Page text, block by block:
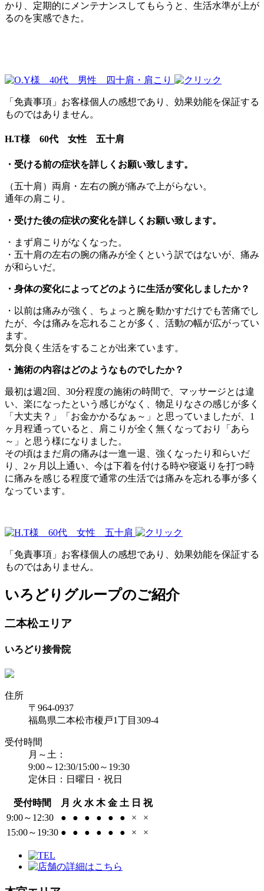
かり、定期的にメンテナンスしてもらうと、生活水準が上が
るのを実感できた。
「免責事項」お客様個人の感想であり、効果効能を保証する
ものではありません。
H.T様 60代 女性 五十肩
・受ける前の症状を詳しくお願い致します。
（五十肩）両肩・左右の腕が痛みで上がらない。
通年の肩こり。
・受けた後の症状の変化を詳しくお願い致します。
・まず肩こりがなくなった。
・五十肩の左右の腕の痛みが全くという訳ではないが、痛み
が和らいだ。
・身体の変化によってどのように生活が変化しましたか？
・以前は痛みが強く、ちょっと腕を動かすだけでも苦痛でし
たが、今は痛みを忘れることが多く、活動の幅が広がってい
ます。
気分良く生活をすることが出来ています。
・施術の内容はどのようなものでしたか？
最初は週2回、30分程度の施術の時間で、マッサージとは違
い、楽になったという感じがなく、物足りなさの感じが多く
「大丈夫？」「お金かかるなぁ～」と思っていましたが、1
ヶ月程通っていると、肩こりが全く無くなっており「あら
～」と思う様になりました。
その頃はまだ肩の痛みは一進一退、強くなったり和らいだ
り、2ヶ月以上通い、今は下着を付ける時や寝返りを打つ時
に痛みを感じる程度で通常の生活では痛みを忘れる事が多く
なっています。
「免責事項」お客様個人の感想であり、効果効能を保証する
ものではありません。
いろどりグループのご紹介
二本松エリア
いろどり接骨院
住所
〒964-0937
福島県二本松市榎戸1丁目309-4
受付時間
月～土：
9:00～12:30/15:00～19:30
定休日：日曜日・祝日
受付時間 月 火 水 木 金 土 日 祝
9:00～12:30
● ● ● ● ● ● ×
×
15:00～19:30 ● ● ● ● ● ● × ×